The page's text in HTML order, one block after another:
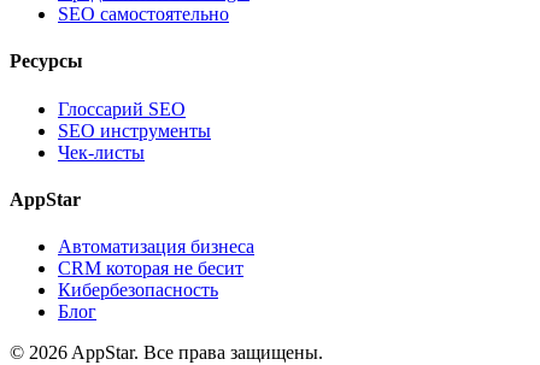
SEO самостоятельно
Ресурсы
Глоссарий SEO
SEO инструменты
Чек-листы
AppStar
Автоматизация бизнеса
CRM которая не бесит
Кибербезопасность
Блог
© 2026 AppStar. Все права защищены.